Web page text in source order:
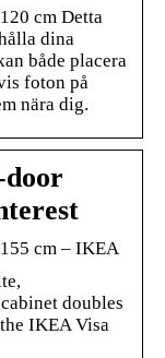
cm Detta
dina
både placera
foton på
nära dig.
cm – IKEA
doubles
IKEA Visa